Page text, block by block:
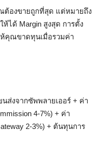
ต้องขายถูกที่สุด แต่หมายถึง
ได้ Margin สูงสุด การตั้ง
ห้คุณขาดทุนเมื่อรวมค่า
ส่งจากซัพพลายเออร์ + ค่า
4-7%) + ค่า
2-3%) + ต้นทุนการ